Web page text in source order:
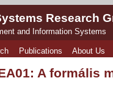
Research
and Information Systems
Publications About Us
A formális